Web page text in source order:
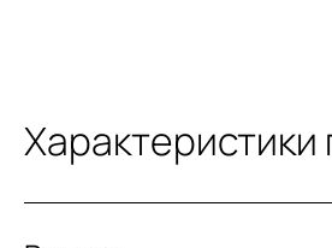
Характеристики